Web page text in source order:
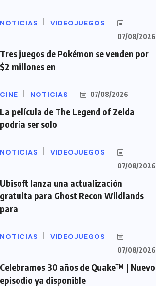
NOTICIAS VIDEOJUEGOS
07/08/2026
Tres juegos de Pokémon se venden por
$2 millones en
CINE NOTICIAS 07/08/2026
La película de The Legend of Zelda
podría ser solo
NOTICIAS VIDEOJUEGOS
07/08/2026
Ubisoft lanza una actualización
gratuita para Ghost Recon Wildlands
para
NOTICIAS VIDEOJUEGOS
07/08/2026
Celebramos 30 años de Quake™ | Nuevo
episodio ya disponible